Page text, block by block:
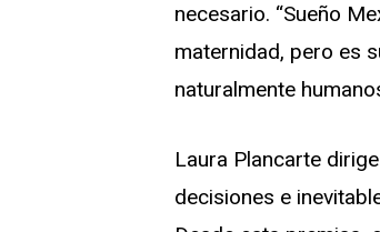
necesario. “Sueño
maternidad, pero es
naturalmente
Laura Plancarte
decisiones e